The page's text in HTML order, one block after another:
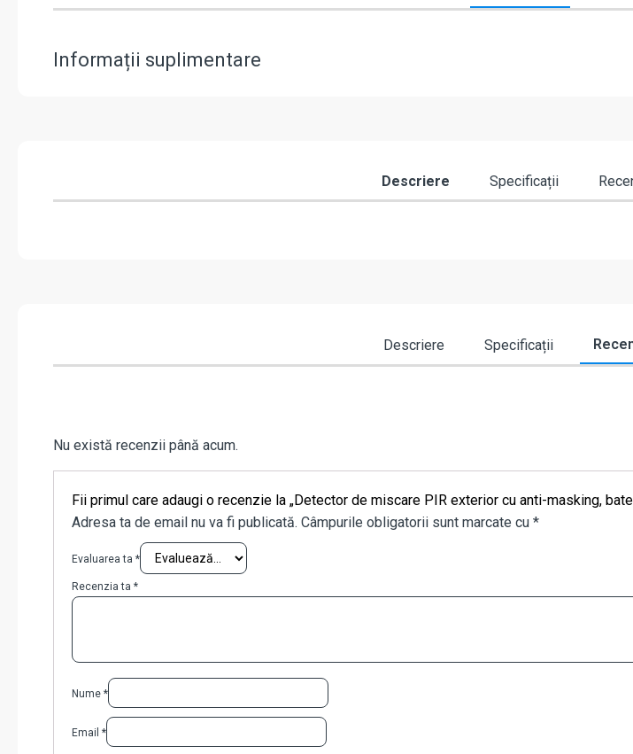
Informații suplimentare
Descriere Specificații
Descriere Specificații
Nu există recenzii până acum.
Fii primul care adaugi o recenzie la „Detector de miscare PIR exterior cu anti-masking,
Adresa ta de email nu va fi publicată. Câmpurile obligatorii sunt marcate cu *
Evaluarea ta *
Recenzia ta *
Nume *
Email *